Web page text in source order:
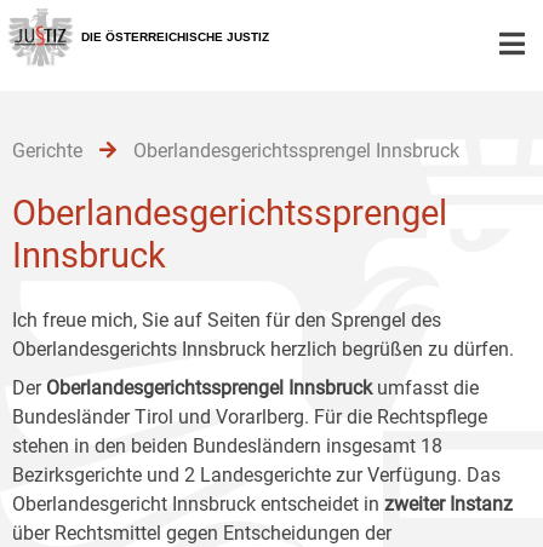
Zur
Hauptnavigation
[1]
Zum
Inhalt
[2]
Zum
Untermenü
[3]
DIE ÖSTERREICHISCHE JUSTIZ
Gerichte Oberlandesgerichtssprengel Innsbruck
Oberlandesgerichtssprengel
Innsbruck
Ich freue mich, Sie auf Seiten für den Sprengel des
Oberlandesgerichts Innsbruck herzlich begrüßen zu dürfen.
Der Oberlandesgerichtssprengel Innsbruckumfasst die
Bundesländer Tirol und Vorarlberg. Für die Rechtspflege
stehen in den beiden Bundesländern insgesamt 18
Bezirksgerichte und 2 Landesgerichte zur Verfügung. Das
Oberlandesgericht Innsbruck entscheidet in zweiter Instanz
über Rechtsmittel gegen Entscheidungen der